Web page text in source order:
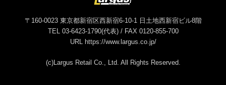
〒160-0023 東京都新宿区西新宿6-10-1 日土地西新宿ビル8階
TEL 03-6423-1790(代表) / FAX 0120-855-700
URL https://www.largus.co.jp/
(c)Largus Retail Co., Ltd. All Rights Reserved.